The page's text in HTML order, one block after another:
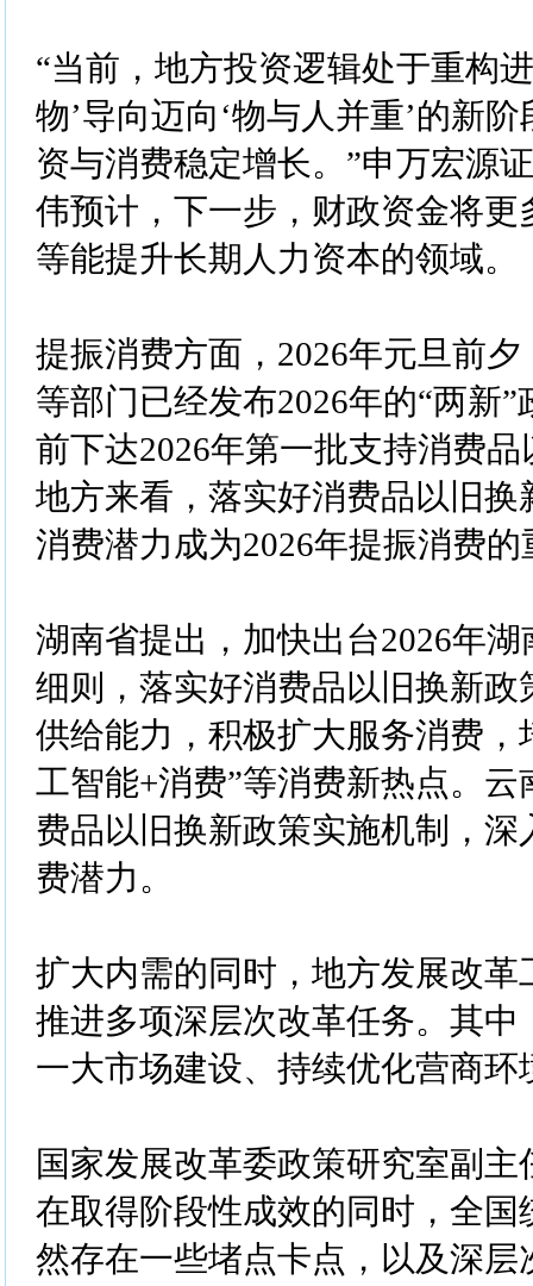
“当前，地方投资逻辑处于重构
物’导向迈向‘物与人并重’的新
资与消费稳定增长。”申万宏源
伟预计，下一步，财政资金将更
等能提升长期人力资本的领域。
提振消费方面，2026年元旦前
等部门已经发布2026年的“两新
前下达2026年第一批支持消费
地方来看，落实好消费品以旧换
消费潜力成为2026年提振消费
湖南省提出，加快出台2026年
细则，落实好消费品以旧换新政
供给能力，积极扩大服务消费，
工智能+消费”等消费新热点。
费品以旧换新政策实施机制，深
费潜力。
扩大内需的同时，地方发展改革
推进多项深层次改革任务。其中
一大市场建设、持续优化营商环
国家发展改革委政策研究室副
在取得阶段性成效的同时，全国
然存在一些堵点卡点，以及深层